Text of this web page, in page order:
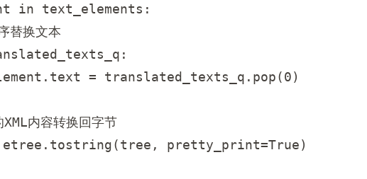
in text_elements:
换文本
= translated_texts_q.pop(0)
内容转换回字节
pretty_print=True)